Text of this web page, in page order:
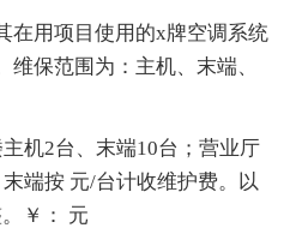
在用项目使用的x牌空调系统
保范围为：主机、末端、
机2台、末端10台；营业厅
端按 元/台计收维护费。以
￥： 元